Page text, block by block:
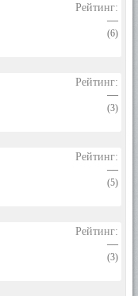
Рейтинг:
—
(6)
Рейтинг:
—
(3)
Рейтинг:
—
(5)
Рейтинг:
—
(3)